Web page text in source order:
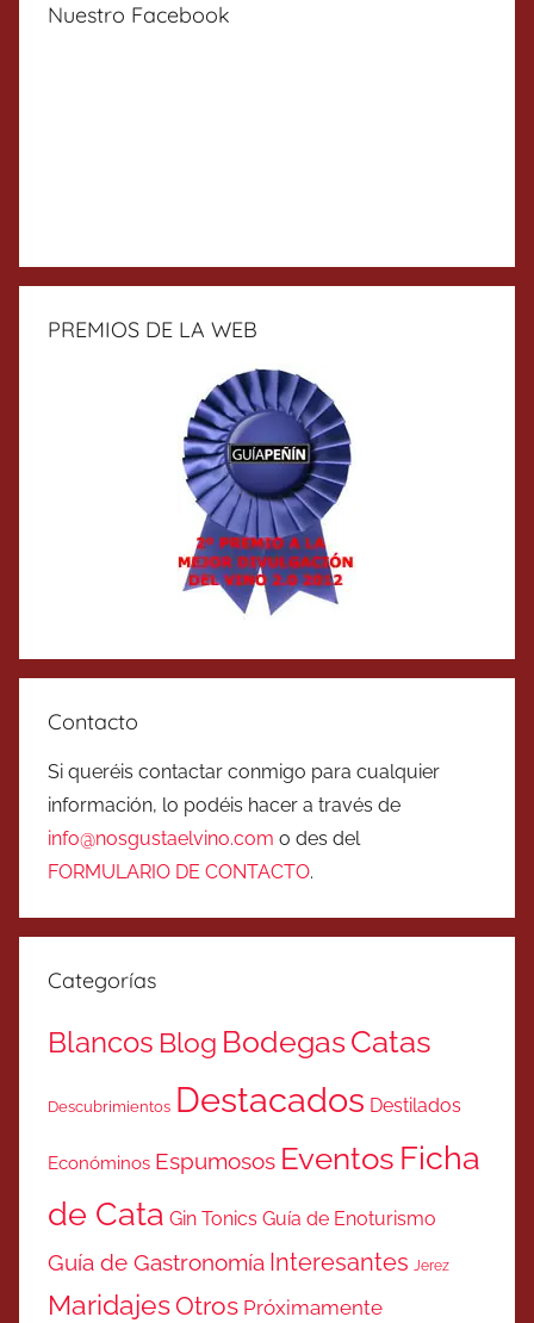
Nuestro Facebook
PREMIOS DE LA WEB
Contacto
Si queréis contactar conmigo para cualquier
información, lo podéis hacer a través de
info@nosgustaelvino.com o des del
FORMULARIO DE CONTACTO.
Categorías
Blancos Blog BodegasCatas
Descubrimientos Destacados Destilados
Económinos Espumosos Eventos Ficha
de Cata Gin Tonics Guía de Enoturismo
Guía de Gastronomía Interesantes Jerez
MaridajesOtros Próximamente